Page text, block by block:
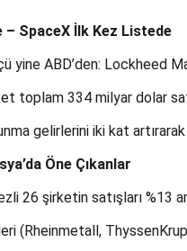
– SpaceX İlk Kez Listede
yine ABD’den: Lockheed
toplam 334 milyar dolar
gelirlerini iki kat
Öne Çıkanlar
26 şirketin satışları %13
(Rheinmetall,